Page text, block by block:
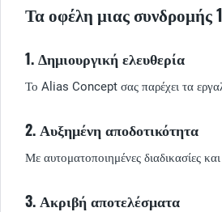
Τα οφέλη μιας συνδρομής
1. Δημιουργική ελευθερία
Το Alias Concept σας παρέχει τα
2. Αυξημένη αποδοτικότητα
Με αυτοματοποιημένες διαδικασίες
3. Ακριβή αποτελέσματα